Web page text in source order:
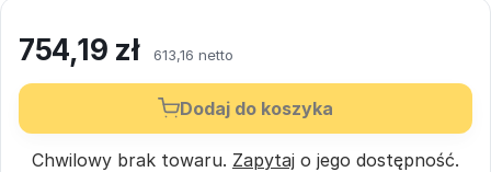
754,19 zł 613,16 netto
Dodaj do koszyka
Chwilowy brak towaru. Zapytaj o jego dostępność.